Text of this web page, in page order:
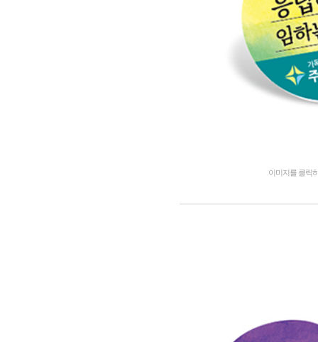
이미지를 클릭